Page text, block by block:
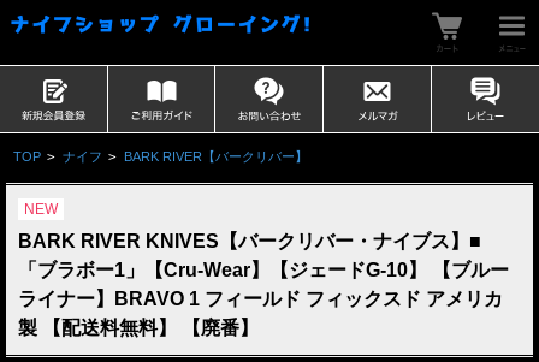
TOP > ナイフ > BARK RIVER【バークリバー】
NEW
BARK RIVER KNIVES【バークリバー・ナイブス】■
「ブラボー1」【Cru-Wear】【ジェードG-10】 【ブルー
ライナー】BRAVO 1 フィールド フィックスド アメリカ
製 【配送料無料】 【廃番】